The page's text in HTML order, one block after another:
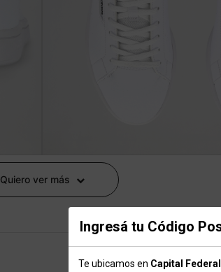
Ingresá tu Código
Te ubicamos en Capital Federal
Quiero ver más